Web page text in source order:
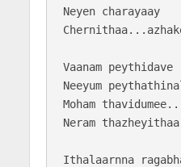
Neyen charayaay
Vaanam peythidave
Neeyum
Moham
Neram thazheyithaa
Ithalaarnna